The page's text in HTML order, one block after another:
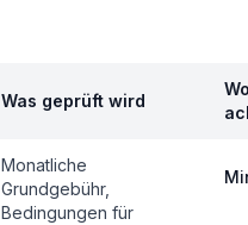
Was geprüft wird
Monatliche
Grundgebühr,
Bedingungen für